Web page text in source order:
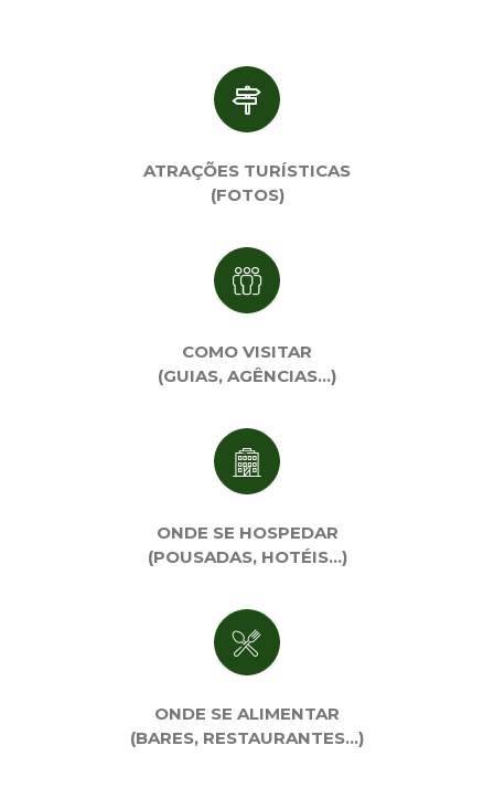
ATRAÇÕES TURÍSTICAS
(FOTOS)
COMO VISITAR
(GUIAS, AGÊNCIAS…)
ONDE SE HOSPEDAR
(POUSADAS, HOTÉIS…)
ONDE SE ALIMENTAR
(BARES, RESTAURANTES…)